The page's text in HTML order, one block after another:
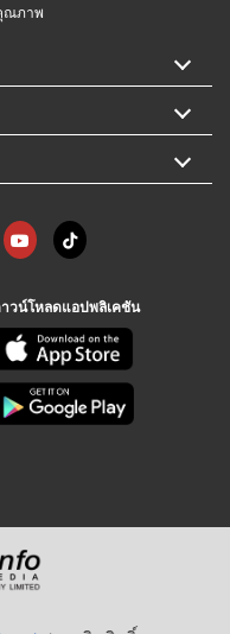
ณภาพ
วน์โหลดแอปพลิเคชัน